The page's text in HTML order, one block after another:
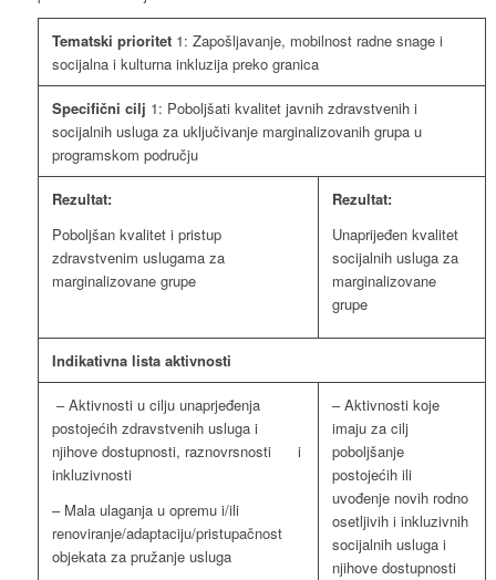
Tematski prioritet1: Zapošljavanje, mobilnost radne snage i
socijalna i kulturna inkluzija preko granica
Specifični cilj 1: Poboljšati kvalitet javnih zdravstvenih i
socijalnih usluga za uključivanje marginalizovanih grupa u
programskom području
Rezultat:
Poboljšan kvalitet i pristup
zdravstvenim uslugama za
marginalizovane grupe
Rezultat:
Unaprijeđen kvalitet
socijalnih usluga za
marginalizovane
grupe
Indikativna lista aktivnosti
– Aktivnosti u cilju unaprjeđenja
postojećih zdravstvenih usluga i
njihove dostupnosti, raznovrsnosti i
inkluzivnosti
– Mala ulaganja u opremu i/ili
renoviranje/adaptaciju/pristupačnost
objekata za pružanje usluga
– Aktivnosti koje
imaju za cilj
poboljšanje
postojećih ili
uvođenje novih rodno
osetljivih i inkluzivnih
socijalnih usluga i
njihove dostupnosti